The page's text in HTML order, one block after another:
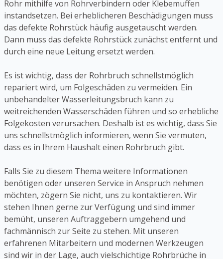
Rohr mithilfe von Rohrverbindern oder Klebemuffen
instandsetzen. Bei erheblicheren Beschädigungen muss
das defekte Rohrstück häufig ausgetauscht werden.
Dann muss das defekte Rohrstück zunächst entfernt und
durch eine neue Leitung ersetzt werden.
Es ist wichtig, dass der Rohrbruch schnellstmöglich
repariert wird, um Folgeschäden zu vermeiden. Ein
unbehandelter Wasserleitungsbruch kann zu
weitreichenden Wasserschäden führen und so erhebliche
Folgekosten verursachen. Deshalb ist es wichtig, dass Sie
uns schnellstmöglich informieren, wenn Sie vermuten,
dass es in Ihrem Haushalt einen Rohrbruch gibt.
Falls Sie zu diesem Thema weitere Informationen
benötigen oder unseren Service in Anspruch nehmen
möchten, zögern Sie nicht, uns zu kontaktieren. Wir
stehen Ihnen gerne zur Verfügung und sind immer
bemüht, unseren Auftraggebern umgehend und
fachmännisch zur Seite zu stehen. Mit unseren
erfahrenen Mitarbeitern und modernen Werkzeugen
sind wir in der Lage, auch vielschichtige Rohrbrüche in